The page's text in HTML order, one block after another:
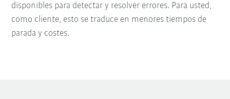
disponibles para detectar y resolver errores. Para usted,
como cliente, esto se traduce en menores tiempos de
parada y costes.